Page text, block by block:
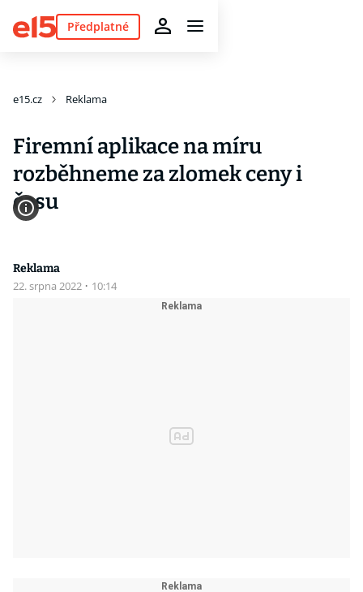
Předplatné
e15.cz Reklama
Firemní aplikace na míru
rozběhneme za zlomek ceny i
času
Reklama
22. srpna 2022 · 10:14